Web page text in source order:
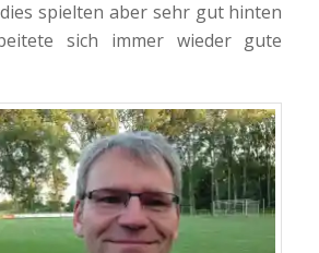
spielten aber sehr gut hinten
sich immer wieder gute